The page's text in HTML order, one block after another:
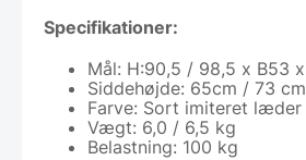
Specifikationer:
Mål: H:90,5 / 98,5 x B53
Siddehøjde: 65cm / 73 cm
Farve: Sort imiteret læder
Vægt: 6,0 / 6,5 kg
Belastning: 100 kg